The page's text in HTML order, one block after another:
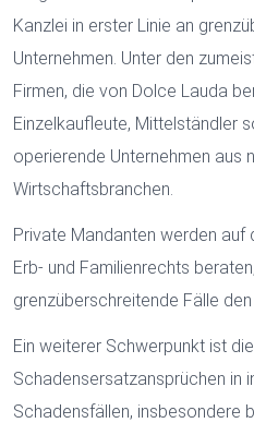
Kanzlei in erster Linie an
Unternehmen. Unter den
Firmen, die von Dolce Lauda
Einzelkaufleute, Mittelständler
operierende Unternehmen aus
Wirtschaftsbranchen.
Private Mandanten werden auf
Erb- und Familienrechts
grenzüberschreitende Fälle
Ein weiterer Schwerpunkt ist
Schadensersatzansprüchen in
Schadensfällen, insbesondere